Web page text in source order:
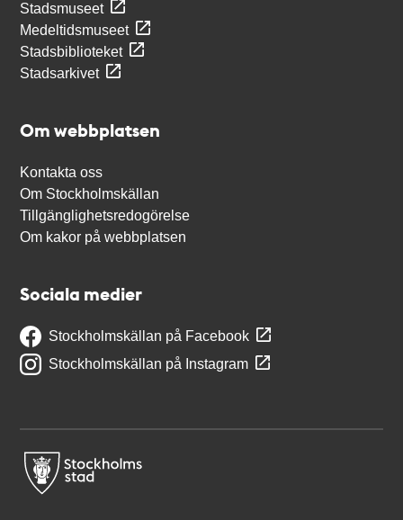
Stadsmuseet
Medeltidsmuseet
Stadsbiblioteket
Stadsarkivet
Om webbplatsen
Kontakta oss
Om Stockholmskällan
Tillgänglighetsredogörelse
Om kakor på webbplatsen
Sociala medier
Stockholmskällan på Facebook
Stockholmskällan på Instagram